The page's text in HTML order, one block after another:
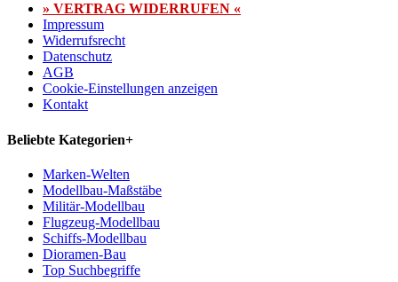
» VERTRAG WIDERRUFEN «
Impressum
Widerrufsrecht
Datenschutz
AGB
Cookie-Einstellungen anzeigen
Kontakt
Beliebte Kategorien+
Marken-Welten
Modellbau-Maßstäbe
Militär-Modellbau
Flugzeug-Modellbau
Schiffs-Modellbau
Dioramen-Bau
Top Suchbegriffe